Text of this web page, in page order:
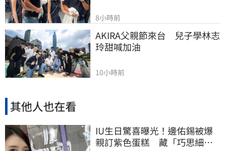
8小時前
AKIRA父親節來台　兒子學林志
玲甜喊加油
10小時前
其他人也在看
IU生日驚喜曝光！邊佑錫被爆
親訂紫色蛋糕 藏「巧思細